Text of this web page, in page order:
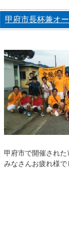
甲府市長杯兼オ
甲府市で開催され